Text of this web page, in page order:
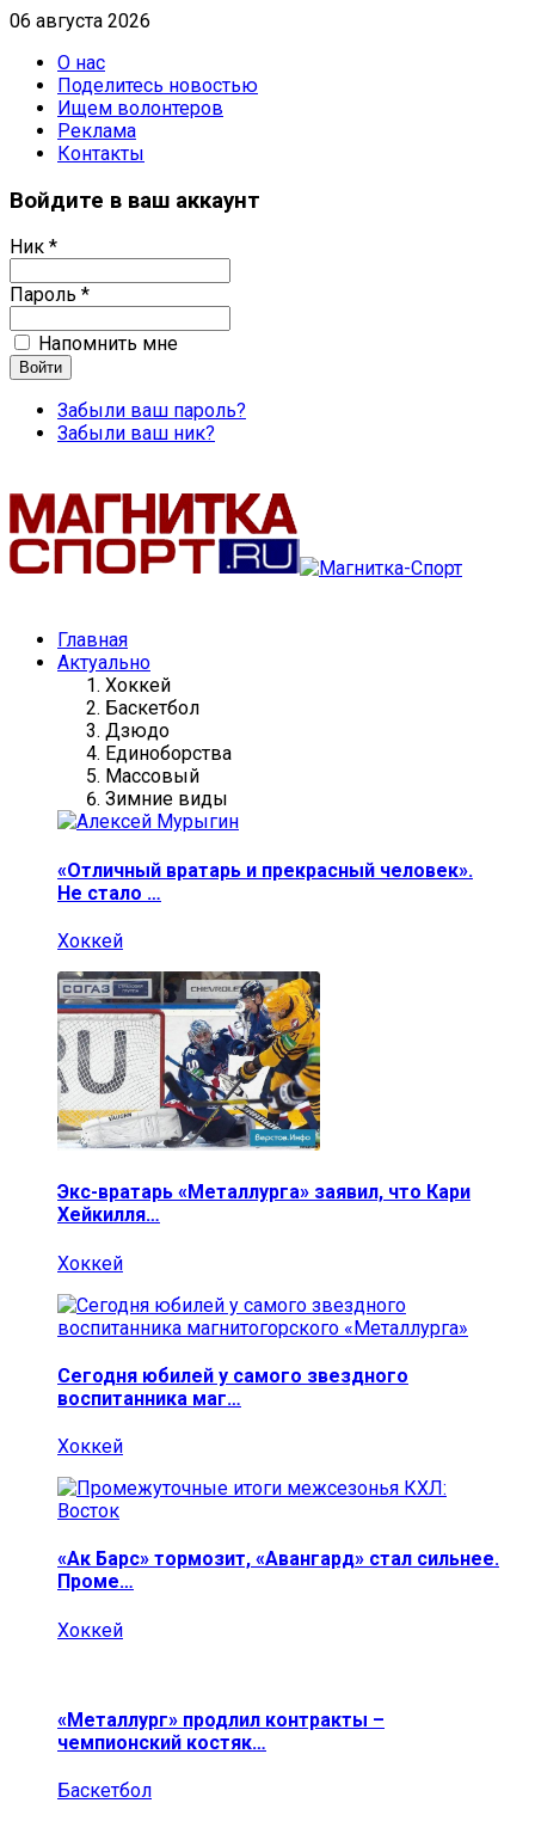
06 августа 2026
О нас
Поделитесь новостью
Ищем волонтеров
Реклама
Контакты
Войдите в ваш аккаунт
Ник *
Пароль *
Напомнить мне
Забыли ваш пароль?
Забыли ваш ник?
Главная
Актуально
Хоккей
Баскетбол
Дзюдо
Единоборства
Массовый
Зимние виды
«Отличный вратарь и прекрасный человек».
Не стало …
Хоккей
Экс-вратарь «Металлурга» заявил, что Кари
Хейкилля…
Хоккей
Сегодня юбилей у самого звездного
воспитанника маг…
Хоккей
«Ак Барс» тормозит, «Авангард» стал сильнее.
Проме…
Хоккей
«Металлург» продлил контракты –
чемпионский костяк…
Баскетбол